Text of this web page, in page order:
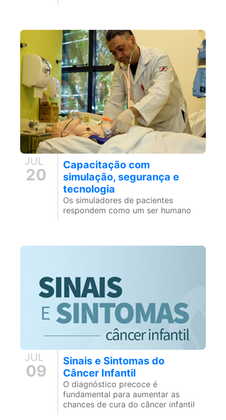
JUL
20
Capacitação com
simulação, segurança e
tecnologia
Os simuladores de pacientes
respondem como um ser humano
JUL
09
Sinais e Sintomas do
Câncer Infantil
O diagnóstico precoce é
fundamental para aumentar as
chances de cura do câncer infantil